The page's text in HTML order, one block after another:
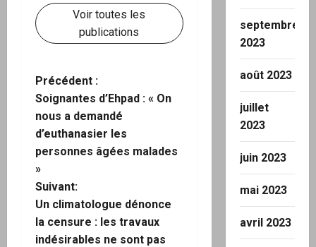
Voir toutes les
publications
N
a
v
i
g
a
Précédent :
Soignantes d’Ehpad : « On
nous a demandé
d’euthanasier les
personnes âgées malades
»
Suivant:
Un climatologue dénonce
la censure : les travaux
indésirables ne sont pas
septembre
2023
août 2023
juillet
2023
juin 2023
mai 2023
avril 2023